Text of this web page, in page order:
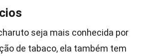
seja mais conhecida por
de tabaco, ela também tem